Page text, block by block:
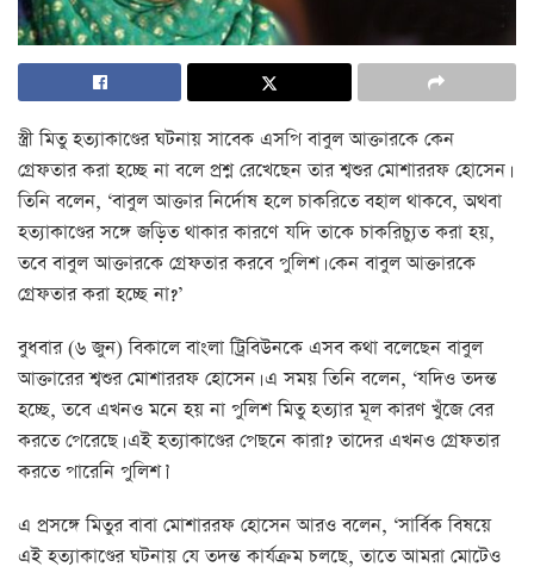
স্ত্রী মিতু হত্যাকাণ্ডের ঘটনায় সাবেক এসপি বাবুল আক্তারকে কেন
গ্রেফতার করা হচ্ছে না বলে প্রশ্ন রেখেছেন তার শ্বশুর মোশাররফ হোসেন।
তিনি বলেন, ‘বাবুল আক্তার নির্দোষ হলে চাকরিতে বহাল থাকবে, অথবা
হত্যাকাণ্ডের সঙ্গে জড়িত থাকার কারণে যদি তাকে চাকরিচ্যুত করা হয়,
তবে বাবুল আক্তারকে গ্রেফতার করবে পুলিশ। কেন বাবুল আক্তারকে
গ্রেফতার করা হচ্ছে না?’
বুধবার (৬ জুন) বিকালে বাংলা ট্রিবিউনকে এসব কথা বলেছেন বাবুল
আক্তারের শ্বশুর মোশাররফ হোসেন। এ সময় তিনি বলেন, ‘যদিও তদন্ত
হচ্ছে, তবে এখনও মনে হয় না পুলিশ মিতু হত্যার মূল কারণ খুঁজে বের
করতে পেরেছে। এই হত্যাকাণ্ডের পেছনে কারা? তাদের এখনও গ্রেফতার
করতে পারেনি পুলিশ।’
এ প্রসঙ্গে মিতুর বাবা মোশাররফ হোসেন আরও বলেন, ‘সার্বিক বিষয়ে
এই হত্যাকাণ্ডের ঘটনায় যে তদন্ত কার্যক্রম চলছে, তাতে আমরা মোটেও